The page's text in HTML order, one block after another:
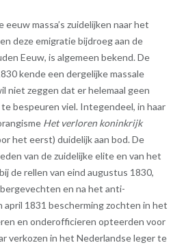
massa’s zuidelijken naar het
deze emigratie bijdroeg aan de
Eeuw, is algemeen bekend. De
kende een dergelijke massale
niet zeggen dat er helemaal geen
bespeuren viel. Integendeel, in haar
Het verloren koninkrijk
het eerst) duidelijk aan bod. De
van de zuidelijke elite en van het
de rellen van eind augustus 1830,
en na het anti-
april 1831 bescherming zochten in het
en onderofficieren opteerden voor
verkozen in het Nederlandse leger te